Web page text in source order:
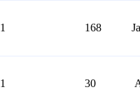
1 168
1 30